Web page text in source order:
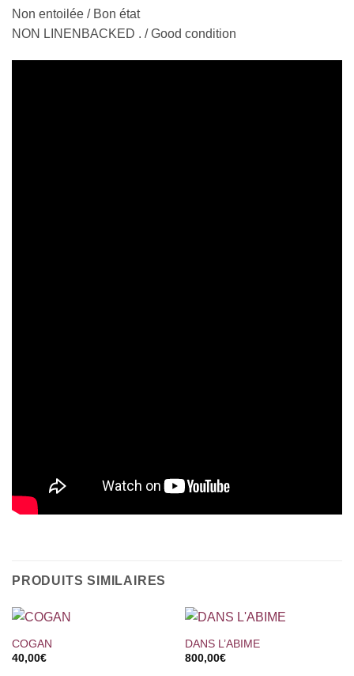
Non entoilée / Bon état
NON LINENBACKED . / Good condition
PRODUITS SIMILAIRES
COGAN
40,00€
DANS L’ABIME
800,00€